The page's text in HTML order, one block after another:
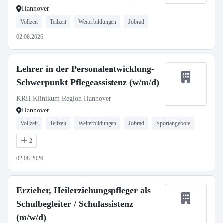
Hannover
Vollzeit Teilzeit Weiterbildungen Jobrad
02.08.2026
Lehrer in der Personalentwicklung-
Schwerpunkt Pflegeassistenz (w/m/d)
KRH Klinikum Region Hannover
Hannover
Vollzeit Teilzeit Weiterbildungen Jobrad Sportangebote
2
02.08.2026
Erzieher, Heilerziehungspfleger als
Schulbegleiter / Schulassistenz
(m/w/d)